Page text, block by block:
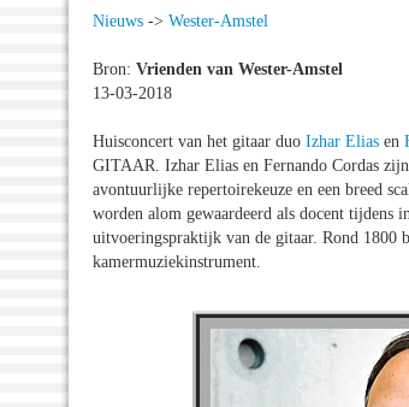
Nieuws -> Wester-Amstel
Bron: Vrienden van Wester-Amstel
13-03-2018
Huisconcert van het gitaar duo Izhar Elias en
GITAAR. Izhar Elias en Fernando Cordas
avontuurlijke repertoirekeuze en een breed
worden alom gewaardeerd als docent tijdens
uitvoeringspraktijk van de gitaar. Rond 1800
kamermuziekinstrument.